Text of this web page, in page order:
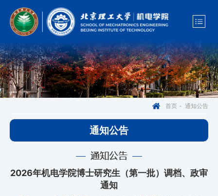
首页 - 通知公告
通知公告
通知公告
2026年机电学院博士研究生（第一批）调档、政审
通知